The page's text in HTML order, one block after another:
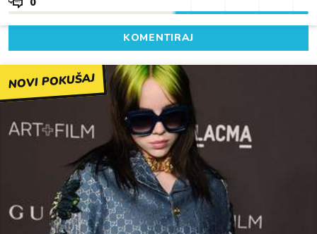
0
KOMENTIRAJ
NOVI POKUŠAJ